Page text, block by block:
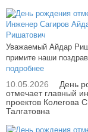
Уважаемый Айдар
примите наши
подробнее
10.05.2026
День
отмечает главный
проектов Колегова
Талгатовна